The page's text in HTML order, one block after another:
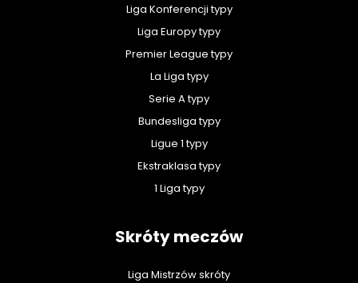
Liga Konferencji typy
Liga Europy typy
Premier League typy
La Liga typy
Serie A typy
Bundesliga typy
Ligue 1 typy
Ekstraklasa typy
1 Liga typy
Skróty meczów
Liga Mistrzów skróty